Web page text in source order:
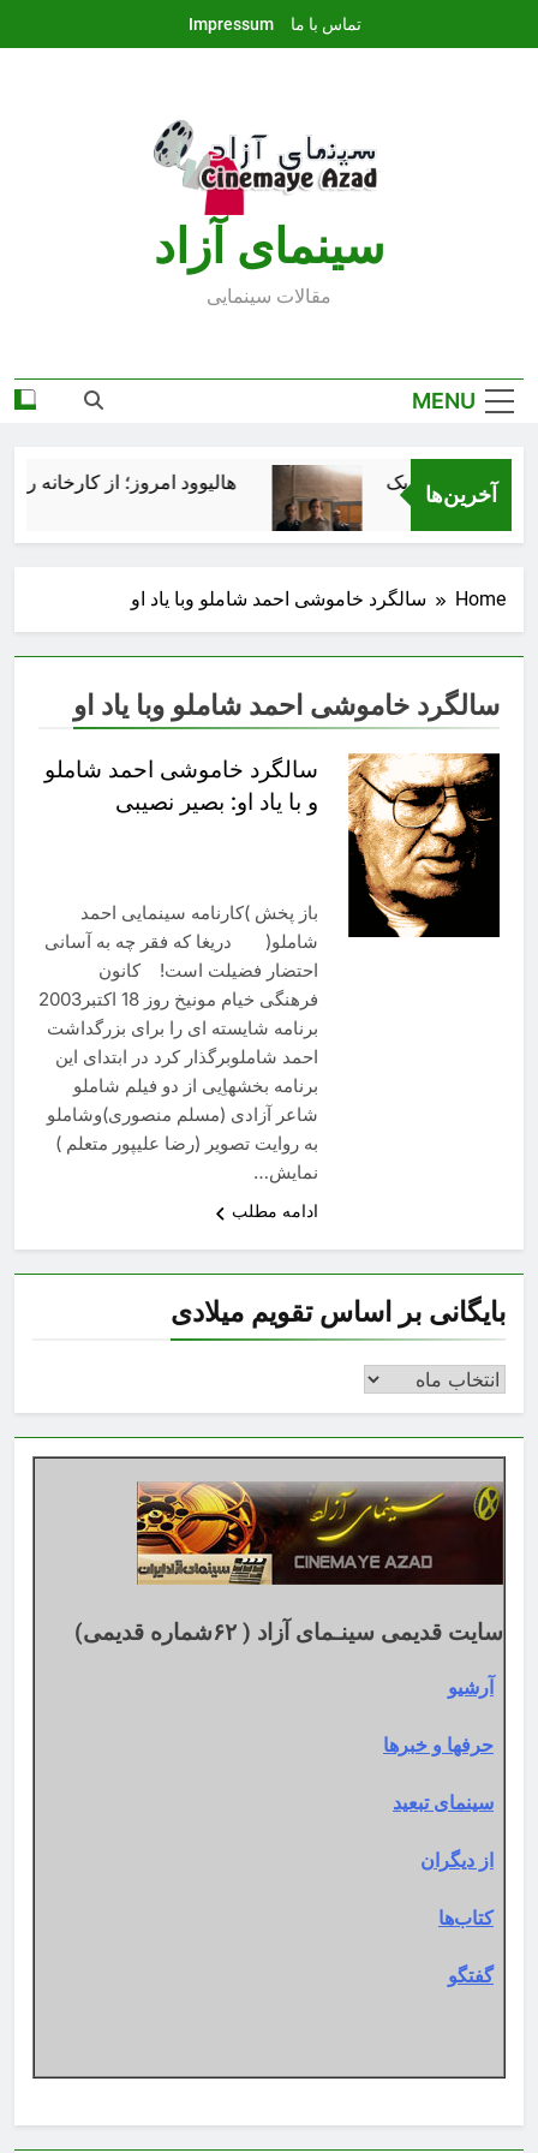
تماس با ما Impressum
سينماى آزاد
مقالات سينمايى
MENU
آخرین‌ها هالیوود امروز؛ از کارخانه
Home سالگرد خاموشی احمد شاملو وبا یاد او
سالگرد خاموشی احمد شاملو وبا یاد او
سالگرد خاموشی احمد شاملو
و با یاد او: بصیر نصیبی
باز پخش )کارنامه سينمايی احمد
شاملو( دريغا که فقر چه به آسانی
احتضار فضيلت است! کانون
فرهنگی خيام مونیخ روز 18 اکتبر2003
برنامه شايسته ای را برای بزرگداشت
احمد شاملوبرگذار کرد در ابتدای اين
برنامه بخشهاِيی از دو فيلم شاملو
شاعر آزادی (مسلم منصوری)وشاملو
به روايت تصوير (رضا عليپور متعلم )
نمايش…
ادامه مطلب
بایگانی بر اساس تقویم میلادی
بایگانی
اساس
تقویم
میلادی
سایت قدیمی سینـمای آزاد ( ۶۲شماره قدیمی)
آرشیو
حرفها و خبرها
سینمای تبعید
از دیگران
کتاب‌ها
گفتگو